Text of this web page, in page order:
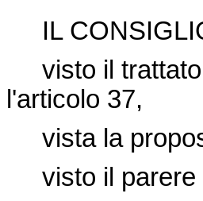
IL
visto il
l'articolo 37,
vista la
visto il